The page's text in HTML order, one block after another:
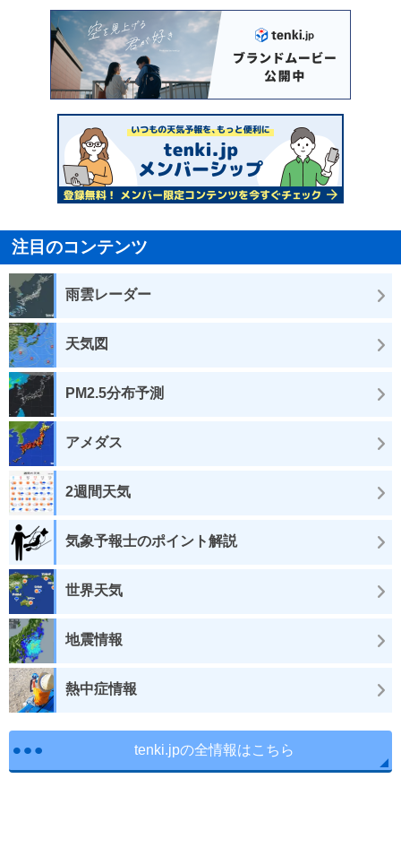
注目のコンテンツ
雨雲レーダー
天気図
PM2.5分布予測
アメダス
2週間天気
気象予報士のポイント解説
世界天気
地震情報
熱中症情報
tenki.jpの全情報はこちら